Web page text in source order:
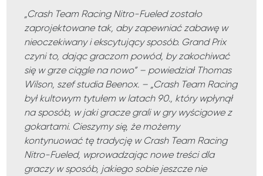
Crash Team Racing Nitro-Fueled zostało
zaprojektowane tak, aby zapewniać zabawę w
nieoczekiwany i ekscytujący sposób. Grand Prix
czyni to, dając graczom powód, by zakochiwać
się w grze ciągle na nowo” – powiedział Thomas
Wilson, szef studia Beenox. – „ Crash Team Racing
był kultowym tytułem w latach 90., który wpłynął
na sposób, w jaki gracze grali w gry wyścigowe z
gokartami. Cieszymy się, że możemy
kontynuować tę tradycję w Crash Team Racing
Nitro-Fueled, wprowadzając nowe treści dla
graczy w sposób, jakiego sobie jeszcze nie